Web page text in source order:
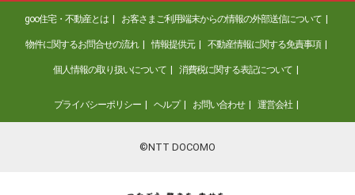
goo住宅・不動産とは お客さまご利用端末からの情報の外部送信について
物件に関するお問合せの流れ 情報提供元 不動産情報に関する免責事項
個人情報の取り扱いについて 消費税に関する表記について
プライバシーポリシー ヘルプ お問い合わせ 運営会社
©NTT DOCOMO